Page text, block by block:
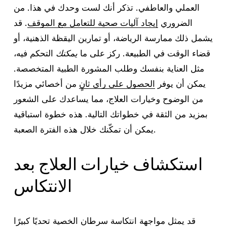
العملي والعاطفي. تذكر أنك لست وحدك في هذا. من
الضروري إيجاد آليات صحية للتعامل مع الموقف. قد
يشمل ذلك ممارسة الرياضة، أو تمارين اليقظة الذهنية، أو
قضاء الوقت في الطبيعة. ركز على مايمكنك التحكم فيه،
مثل العناية بنفسك وطلب المشورة الطبية المتخصصة.
يمكن أن يوفر الحصول على رأي ثانٍ من أخصائي مزيدًا
من الوضوح وخيارات العلاج، مما يساعدك على الشعور
بمزيد من الثقة في خطواتك التالية. هذه خطوة استباقية
يمكن أن تمكّنك خلال هذه الفترة الصعبة.
استكشاف خيارات العلاج بعد
الانتكاس
قد يمثل مواجهة انتكاسة سرطان الخصية تحديًا كبيرًا